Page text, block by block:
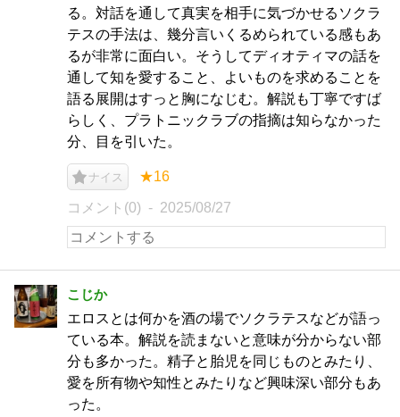
る。対話を通して真実を相手に気づかせるソクラ
テスの手法は、幾分言いくるめられている感もあ
るが非常に面白い。そうしてディオティマの話を
通して知を愛すること、よいものを求めることを
語る展開はすっと胸になじむ。解説も丁寧ですば
らしく、プラトニックラブの指摘は知らなかった
分、目を引いた。
ナイス ★16
コメント(0) 2025/08/27
こじか
エロスとは何かを酒の場でソクラテスなどが語っ
ている本。解説を読まないと意味が分からない部
分も多かった。精子と胎児を同じものとみたり、
愛を所有物や知性とみたりなど興味深い部分もあ
った。